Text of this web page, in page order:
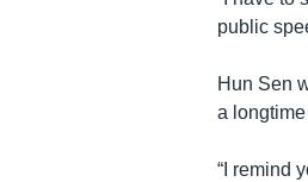
public
Hun Sen
a
“I remind